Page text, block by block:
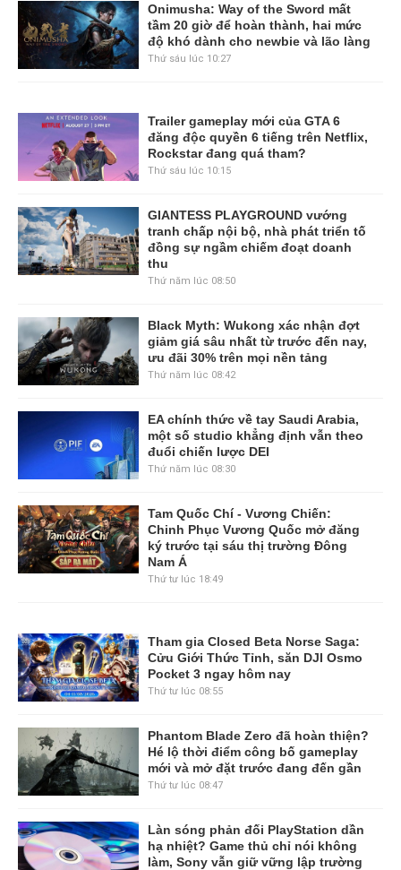
Onimusha: Way of the Sword mất
tầm 20 giờ để hoàn thành, hai mức
độ khó dành cho newbie và lão làng
Thứ sáu lúc 10:27
Trailer gameplay mới của GTA 6
đăng độc quyền 6 tiếng trên Netflix,
Rockstar đang quá tham?
Thứ sáu lúc 10:15
GIANTESS PLAYGROUND vướng
tranh chấp nội bộ, nhà phát triển tố
đồng sự ngầm chiếm đoạt doanh
thu
Thứ năm lúc 08:50
Black Myth: Wukong xác nhận đợt
giảm giá sâu nhất từ trước đến nay,
ưu đãi 30% trên mọi nền tảng
Thứ năm lúc 08:42
EA chính thức về tay Saudi Arabia,
một số studio khẳng định vẫn theo
đuổi chiến lược DEI
Thứ năm lúc 08:30
Tam Quốc Chí - Vương Chiến:
Chinh Phục Vương Quốc mở đăng
ký trước tại sáu thị trường Đông
Nam Á
Thứ tư lúc 18:49
Tham gia Closed Beta Norse Saga:
Cửu Giới Thức Tỉnh, săn DJI Osmo
Pocket 3 ngay hôm nay
Thứ tư lúc 08:55
Phantom Blade Zero đã hoàn thiện?
Hé lộ thời điểm công bố gameplay
mới và mở đặt trước đang đến gần
Thứ tư lúc 08:47
Làn sóng phản đối PlayStation dần
hạ nhiệt? Game thủ chỉ nói không
làm, Sony vẫn giữ vững lập trường